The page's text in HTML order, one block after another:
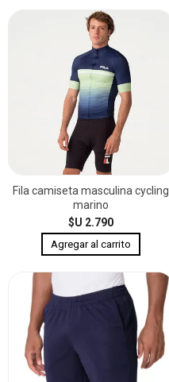
Fila camiseta masculina cycling
marino
$U 2.790